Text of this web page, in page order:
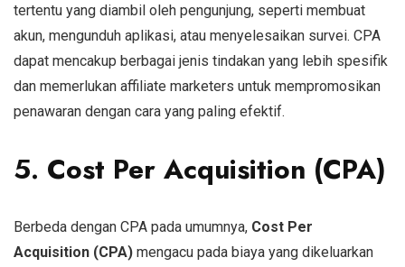
tertentu yang diambil oleh pengunjung, seperti membuat
akun, mengunduh aplikasi, atau menyelesaikan survei. CPA
dapat mencakup berbagai jenis tindakan yang lebih spesifik
dan memerlukan affiliate marketers untuk mempromosikan
penawaran dengan cara yang paling efektif.
5. Cost Per Acquisition (CPA)
Berbeda dengan CPA pada umumnya, Cost Per
Acquisition (CPA) mengacu pada biaya yang dikeluarkan